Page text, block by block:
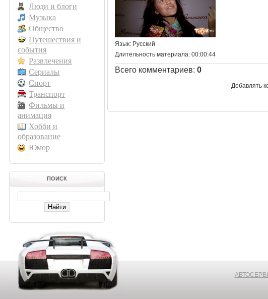
Люди и блоги
Музыка
Общество
Путешествия и
события
Развлечения
Сериалы
Спорт
Транспорт
Фильмы и
анимация
Хобби и
образование
Юмор
ПОИСК
Язык: Русский
Длительность материала: 00:00:44
Всего комментариев:0
Добавлять